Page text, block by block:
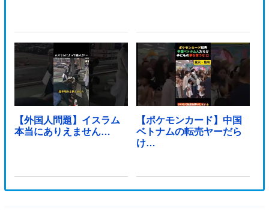
【外国人問題】イスラム
本当にありえません…
【ポケモンカード】中国
ベトナムの転売ヤーだら
け…